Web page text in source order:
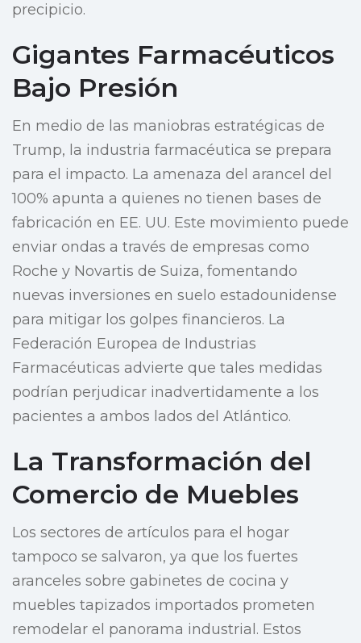
precipicio.
Gigantes Farmacéuticos
Bajo Presión
En medio de las maniobras estratégicas de
Trump, la industria farmacéutica se prepara
para el impacto. La amenaza del arancel del
100% apunta a quienes no tienen bases de
fabricación en EE. UU. Este movimiento puede
enviar ondas a través de empresas como
Roche y Novartis de Suiza, fomentando
nuevas inversiones en suelo estadounidense
para mitigar los golpes financieros. La
Federación Europea de Industrias
Farmacéuticas advierte que tales medidas
podrían perjudicar inadvertidamente a los
pacientes a ambos lados del Atlántico.
La Transformación del
Comercio de Muebles
Los sectores de artículos para el hogar
tampoco se salvaron, ya que los fuertes
aranceles sobre gabinetes de cocina y
muebles tapizados importados prometen
remodelar el panorama industrial. Estos